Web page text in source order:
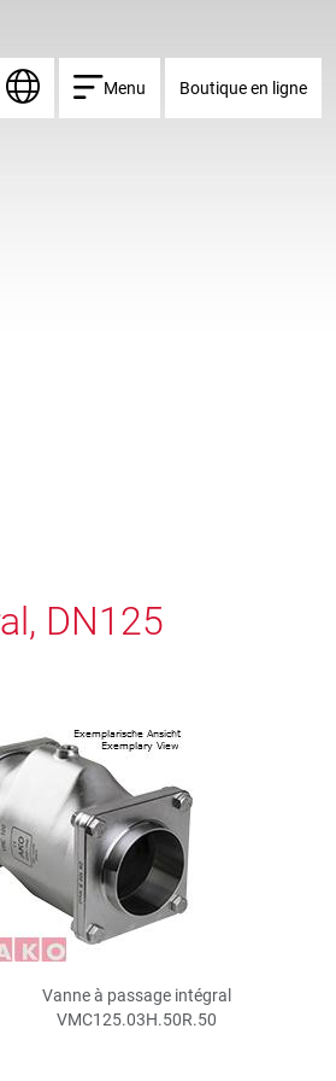
Menu Boutique en ligne
DN125
Vanne à passage intégral
VMC125.03H.50R.50